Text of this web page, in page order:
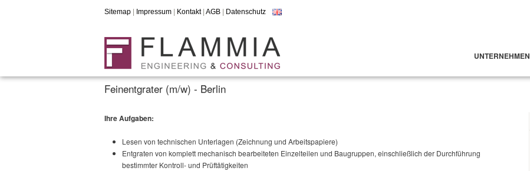
UNTERNEHMEN
Sitemap Impressum Kontakt| AGB Datenschutz
Feinentgrater (m/w) - Berlin
Ihre Aufgaben:
Lesen von technischen Unterlagen (Zeichnung und Arbeitspapiere)
Entgraten von komplett mechanisch bearbeiteten Einzelteilen und Baugruppen, einschließlich der Durchführung
bestimmter Kontroll- und Prüftätigkeiten